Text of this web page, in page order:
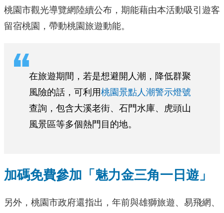
桃園市觀光導覽網陸續公布，期能藉由本活動吸引遊客
留宿桃園，帶動桃園旅遊動能。
在旅遊期間，若是想避開人潮，降低群聚
風險的話，可利用桃園景點人潮警示燈號
查詢，包含大溪老街、石門水庫、虎頭山
風景區等多個熱門目的地。
加碼免費參加「魅力金三角一日遊」
另外，桃園市政府還指出，年前與雄獅旅遊、易飛網、